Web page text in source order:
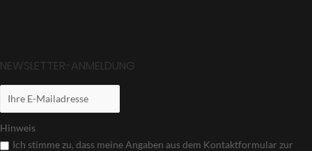
NEWSLETTER-ANMELDUNG
Hinweis
Ich stimme zu, dass meine Angaben aus dem Kontaktformular zur